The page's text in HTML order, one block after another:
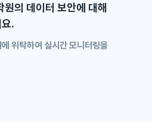
의 데이터 보안에 대해
.
위탁하여 실시간 모니터링을